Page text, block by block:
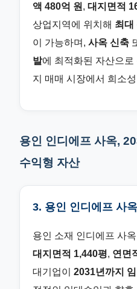
액 480억 원 , 대지면적
상업지역에 위치해 최대
이 가능하며, 사옥 신축
발에 최적화된 자산으로
지 매매 시장에서 희소
용인 인디에프 사옥,
수익형 자산
3. 용인 인디에프 사옥
용인 소재 인디에프 사
대지면적 1,440평, 연면
대기업이 2031년까지